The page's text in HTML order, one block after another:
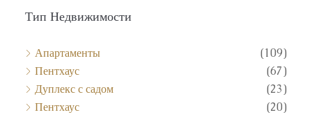
Тип Недвижимости
Апартаменты
(109)
Пентхаус
(67)
Дуплекс с садом
(23)
Пентхаус
(20)